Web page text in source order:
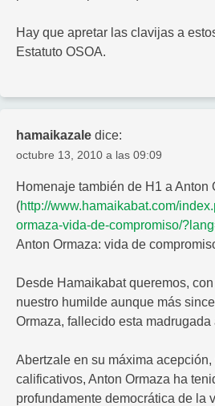
Hay que apretar las clavijas a
Estatuto OSOA.
hamaikazale dice:
octubre 13, 2010 a las 09:09
Homenaje también de H1 a Anton
(http://www.hamaikabat.com/
ormaza-vida-de-compromiso/
Anton Ormaza: vida de
Desde Hamaikabat queremos,
nuestro humilde aunque más
Ormaza, fallecido esta
Abertzale en su máxima
calificativos, Anton Ormaza ha
profundamente democrática de la